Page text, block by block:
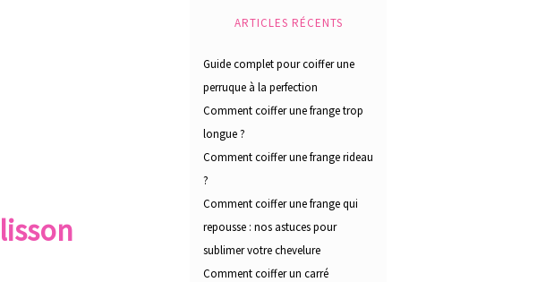
ARTICLES RÉCENTS
Guide complet pour coiffer une
perruque à la perfection
Comment coiffer une frange trop
longue ?
Comment coiffer une frange rideau
?
Comment coiffer une frange qui
repousse : nos astuces pour
sublimer votre chevelure
Comment coiffer un carré